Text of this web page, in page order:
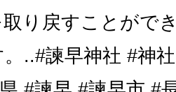
り戻すことがで
..#諫早神社 #神